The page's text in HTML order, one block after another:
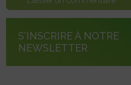
S'INSCRIRE À NOTRE
NEWSLETTER